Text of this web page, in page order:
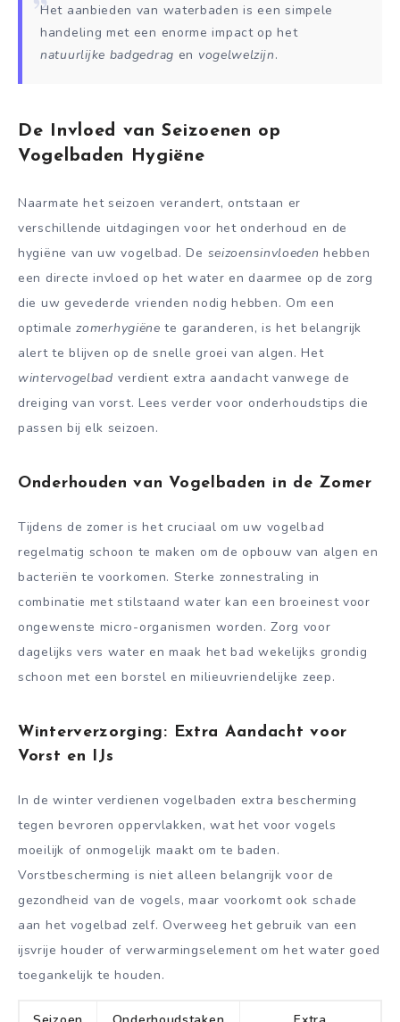
Het aanbieden van waterbaden is een simpele
handeling met een enorme impact op het
natuurlijke badgedrag en vogelwelzijn.
De Invloed van Seizoenen op
Vogelbaden Hygiëne
Naarmate het seizoen verandert, ontstaan er
verschillende uitdagingen voor het onderhoud en de
hygiëne van uw vogelbad. De seizoensinvloeden hebben
een directe invloed op het water en daarmee op de zorg
die uw gevederde vrienden nodig hebben. Om een
optimalezomerhygiëne te garanderen, is het belangrijk
alert te blijven op de snelle groei van algen. Het
wintervogelbad verdient extra aandacht vanwege de
dreiging van vorst. Lees verder voor onderhoudstips die
passen bij elk seizoen.
Onderhouden van Vogelbaden in de Zomer
Tijdens de zomer is het cruciaal om uw vogelbad
regelmatig schoon te maken om de opbouw van algen en
bacteriën te voorkomen. Sterke zonnestraling in
combinatie met stilstaand water kan een broeinest voor
ongewenste micro-organismen worden. Zorg voor
dagelijks vers water en maak het bad wekelijks grondig
schoon met een borstel en milieuvriendelijke zeep.
Winterverzorging: Extra Aandacht voor
Vorst en IJs
In de winter verdienen vogelbaden extra bescherming
tegen bevroren oppervlakken, wat het voor vogels
moeilijk of onmogelijk maakt om te baden.
Vorstbescherming is niet alleen belangrijk voor de
gezondheid van de vogels, maar voorkomt ook schade
aan het vogelbad zelf. Overweeg het gebruik van een
ijsvrije houder of verwarmingselement om het water goed
toegankelijk te houden.